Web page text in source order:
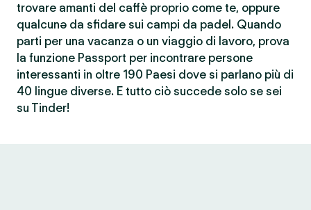
trovare amanti del caffè proprio come te, oppure
qualcunə da sfidare sui campi da padel. Quando
parti per una vacanza o un viaggio di lavoro, prova
la funzione Passport per incontrare persone
interessanti in oltre 190 Paesi dove si parlano più di
40 lingue diverse. E tutto ciò succede solo se sei
su Tinder!